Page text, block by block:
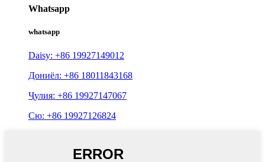
Whatsapp
whatsapp
Daisy: +86 19927149012
Дониёл: +86 18011843168
Ҷулия: +86 19927147067
Сю: +86 19927126824